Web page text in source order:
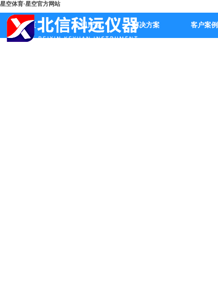
星空体育·星空官方网站
首页 公司产品 解决方案 客户案例